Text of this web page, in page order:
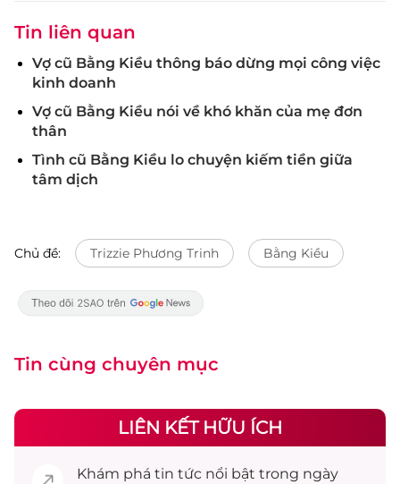
Tin liên quan
Vợ cũ Bằng Kiều thông báo dừng mọi công việc
kinh doanh
Vợ cũ Bằng Kiều nói về khó khăn của mẹ đơn
thân
Tình cũ Bằng Kiều lo chuyện kiếm tiền giữa
tâm dịch
Chủ đề: Trizzie Phương Trinh Bằng Kiều
Tin cùng chuyên mục
LIÊN KẾT HỮU ÍCH
Khám phá tin tức nổi bật trong ngày